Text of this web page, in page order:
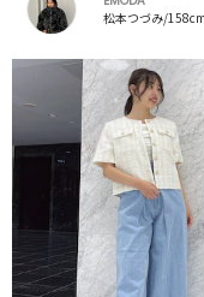
松本つづみ/158cm